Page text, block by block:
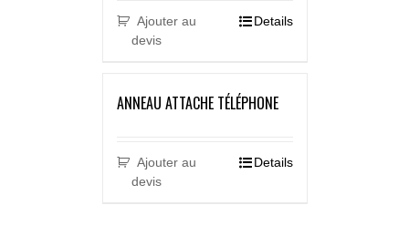
Ajouter au
devis
Details
ANNEAU ATTACHE TÉLÉPHONE
Ajouter au
devis
Details